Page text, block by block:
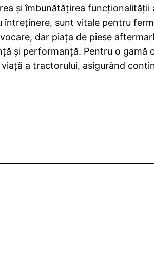
și îmbunătățirea funcționalității
întreținere, sunt vitale pentru
dar piața de piese
și performanță. Pentru o gamă
a tractorului, asigurând